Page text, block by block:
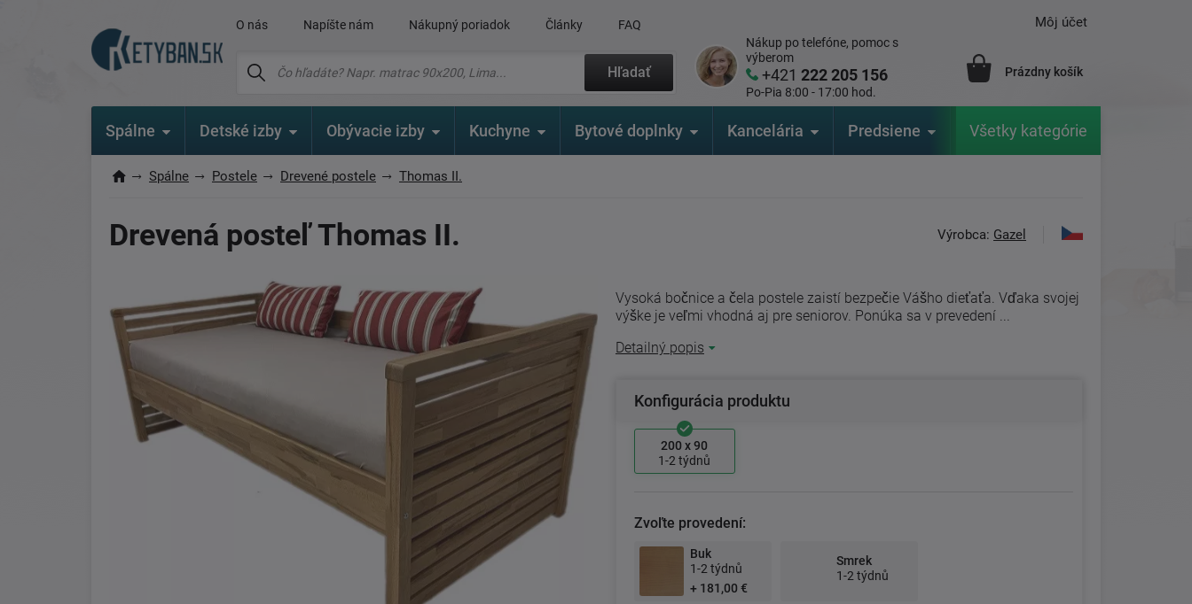
O nás Napíšte nám Nákupný poriadok Články FAQ
Hľadať
Nákup po telefóne, pomoc s
výberom
+421222 205 156
Po-Pia 8:00 - 17:00 hod.
Môj účet
Prázdny košík
Spálne Detské izby Obývacie izby Kuchyne Bytové doplnky Kancelária Predsiene Výrobcovia
Všetky kategórie
Spálne Postele Drevené postele Thomas II.
Drevená posteľ Thomas II. Výrobca: Gazel
Vysoká bočnice a čela postele zaistí bezpečie Vášho dieťaťa. Vďaka svojej
výške je veľmi vhodná aj pre seniorov. Ponúka sa v prevedení ...
Detailný popis
Konfigurácia produktu
200 x 90
1-2 týdnů
Zvoľte provedení:
Buk
1-2 týdnů
+ 181,00 €
Smrek
1-2 týdnů